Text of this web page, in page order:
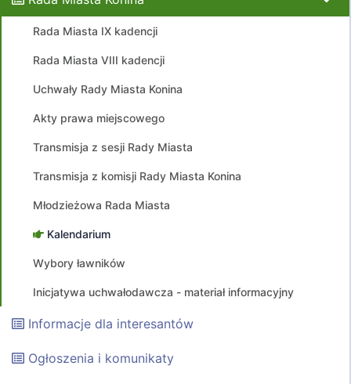
Rada Miasta IX kadencji
Rada Miasta VIII kadencji
Uchwały Rady Miasta Konina
Akty prawa miejscowego
Transmisja z sesji Rady Miasta
Transmisja z komisji Rady Miasta Konina
Młodzieżowa Rada Miasta
Kalendarium
Wybory ławników
Inicjatywa uchwałodawcza - materiał informacyjny
Informacje dla interesantów
Ogłoszenia i komunikaty